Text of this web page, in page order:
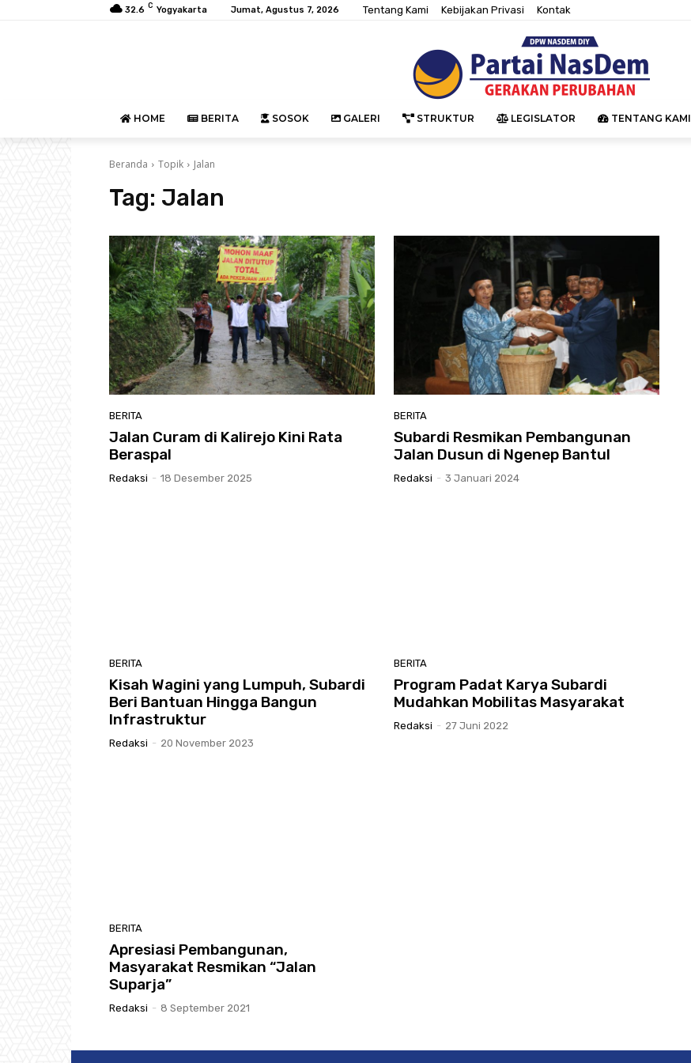
32.6 C Yogyakarta Jumat, Agustus 7, 2026 Tentang Kami Kebijakan Privasi Kontak
HOME BERITA SOSOK GALERI STRUKTUR LEGISLATOR TENTANG KAMI
Beranda Topik Jalan
Tag: Jalan
BERITA
Jalan Curam di Kalirejo Kini Rata
Beraspal
Redaksi - 18 Desember 2025
BERITA
Subardi Resmikan Pembangunan
Jalan Dusun di Ngenep Bantul
Redaksi - 3 Januari 2024
BERITA
Kisah Wagini yang Lumpuh, Subardi
Beri Bantuan Hingga Bangun
Infrastruktur
Redaksi - 20 November 2023
BERITA
Program Padat Karya Subardi
Mudahkan Mobilitas Masyarakat
Redaksi - 27 Juni 2022
BERITA
Apresiasi Pembangunan,
Masyarakat Resmikan “Jalan
Suparja”
Redaksi - 8 September 2021